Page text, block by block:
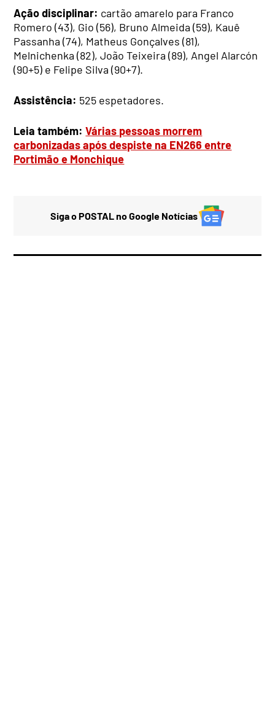
Ação disciplinar: cartão amarelo para Franco
Romero (43), Gio (56), Bruno Almeida (59), Kauê
Passanha (74), Matheus Gonçalves (81),
Melnichenka (82), João Teixeira (89), Angel Alarcón
(90+5) e Felipe Silva (90+7).
Assistência: 525 espetadores.
Leia também:Várias pessoas morrem
carbonizadas após despiste na EN266 entre
Portimão e Monchique
Siga o POSTAL no Google Notícias